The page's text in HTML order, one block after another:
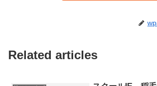
Related articles